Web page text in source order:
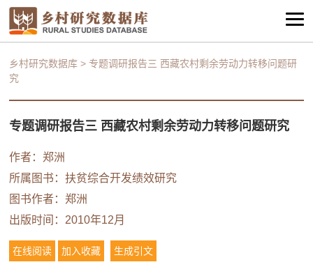
乡村研究数据库 >专题调研报告三 西藏农村剩余劳动力转移问题研
究
专题调研报告三 西藏农村剩余劳动力转移问题研究
作者：郑洲
所属图书：扶贫综合开发绩效研究
图书作者：郑洲
出版时间：2010年12月
在线阅读 加入收藏 生成引文